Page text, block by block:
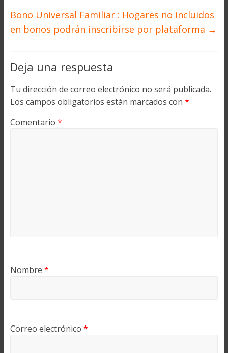
Bono Universal Familiar : Hogares no incluidos
en bonos podrán inscribirse por plataforma →
Deja una respuesta
Tu dirección de correo electrónico no será publicada.
Los campos obligatorios están marcados con *
Comentario *
Nombre *
Correo electrónico *